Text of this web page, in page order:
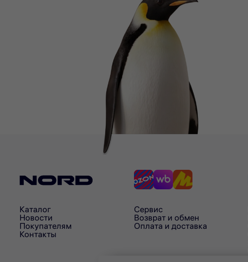
Каталог
Новости
Покупателям
Контакты
Сервис
Возврат и обмен
Оплата и доставка